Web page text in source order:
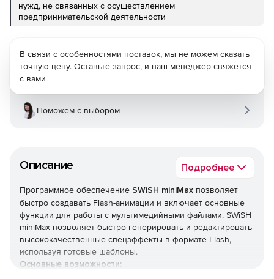
нужд, не связанных с осуществлением
предпринимательской деятельности
Описание Подробнее
Программное обеспечение SWiSH miniMax позволяет
быстро создавать Flash-анимации и включает основные
функции для работы с мультимедийными файлами. SWiSH
miniMax позволяет быстро генерировать и редактировать
высококачественные спецэффекты в формате Flash,
используя готовые шаблоны.
Основные возможности:
В связи с особенностями поставок, мы не можем сказать
точную цену. Оставьте запрос, и наш менеджер свяжется
с вами
Поможем с выбором